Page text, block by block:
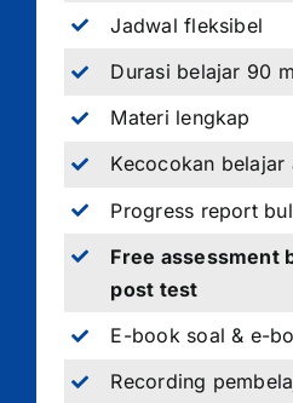
Jadwal fleksibel
Durasi belajar 90
Materi lengkap
Kecocokan belajar
Progress report
Free assessment
post test
E-book soal & e-
Recording